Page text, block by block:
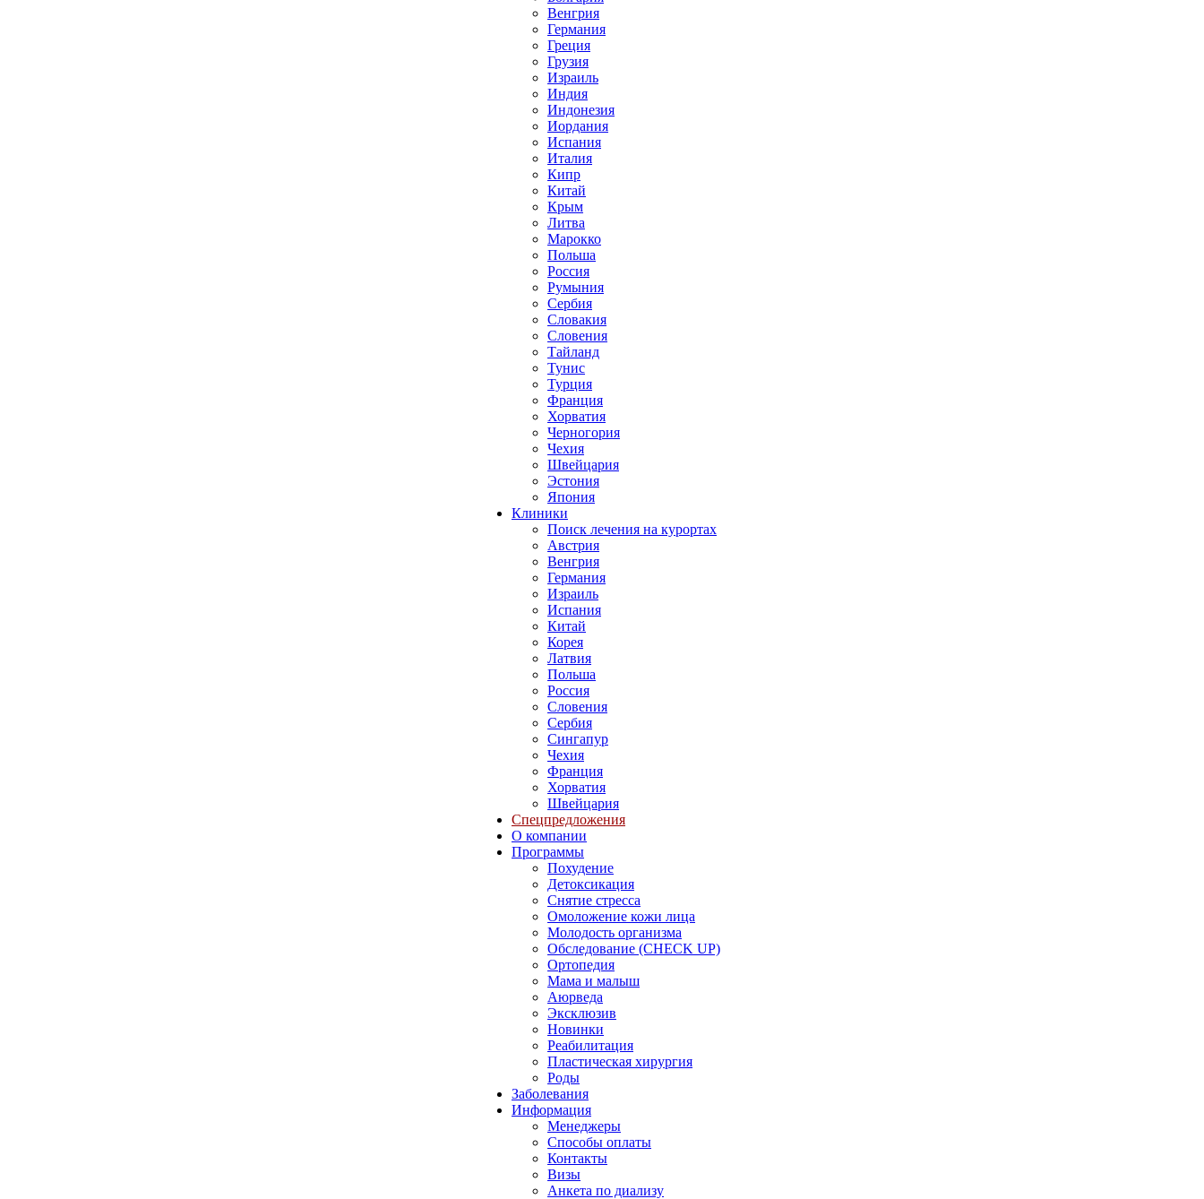
Венгрия
Германия
Греция
Грузия
Израиль
Индия
Индонезия
Иордания
Испания
Италия
Кипр
Китай
Крым
Литва
Марокко
Польша
Россия
Румыния
Сербия
Словакия
Словения
Тайланд
Тунис
Турция
Франция
Хорватия
Черногория
Чехия
Швейцария
Эстония
Япония
Клиники
Поиск лечения на курортах
Австрия
Венгрия
Германия
Израиль
Испания
Китай
Корея
Латвия
Польша
Россия
Словения
Сербия
Сингапур
Чехия
Франция
Хорватия
Швейцария
Спецпредложения
О компании
Программы
Похудение
Детоксикация
Снятие стресса
Омоложение кожи лица
Молодость организма
Обследование (CHECK UP)
Ортопедия
Мама и малыш
Аюрведа
Эксклюзив
Новинки
Реабилитация
Пластическая хирургия
Роды
Заболевания
Информация
Менеджеры
Способы оплаты
Контакты
Визы
Анкета по диализу